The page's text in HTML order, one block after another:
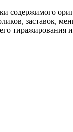
содержимого
заставок,
тиражирования